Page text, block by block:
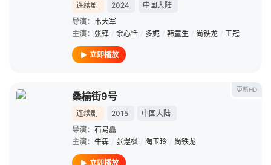
连续剧 2024
中国大陆
导演： 韦大军
主演： 张铎 / 余心恬 / 多妮 / 韩童生 / 尚铁龙 / 王冠
立即播放
更新HD
桑榆街9号
连续剧 2015
中国大陆
导演： 石易矗
主演： 牛犇 / 张煜枫 / 陶玉玲 / 尚铁龙
立即播放